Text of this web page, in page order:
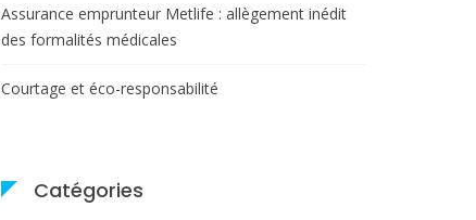
Assurance emprunteur Metlife : allègement inédit
des formalités médicales
Courtage et éco-responsabilité
Catégories